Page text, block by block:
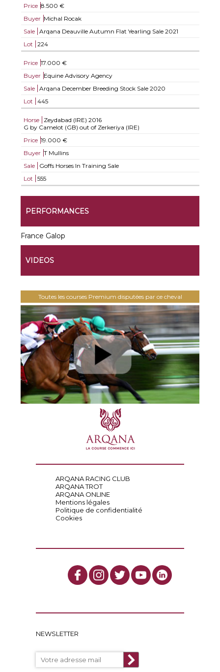
Price 8.500 €
Buyer Michal Rocak
Sale
Arqana Deauville Autumn Flat Yearling Sale 2021
Lot
224
Price 17.000 €
Buyer Equine Advisory Agency
Sale
Arqana December Breeding Stock Sale 2020
Lot
445
Horse Zeydabad (IRE) 2016
G by Camelot (GB) out of Zerkeriya (IRE)
Price 19.000 €
Buyer T Mullins
Sale
Goffs Horses In Training Sale
Lot
555
PERFORMANCES
France Galop
VIDEOS
Toutes les courses Premium disputées par ce cheval
ARQANA RACING CLUB
ARQANA TROT
ARQANA ONLINE
Mentions légales
Politique de confidentialité
Cookies
NEWSLETTER